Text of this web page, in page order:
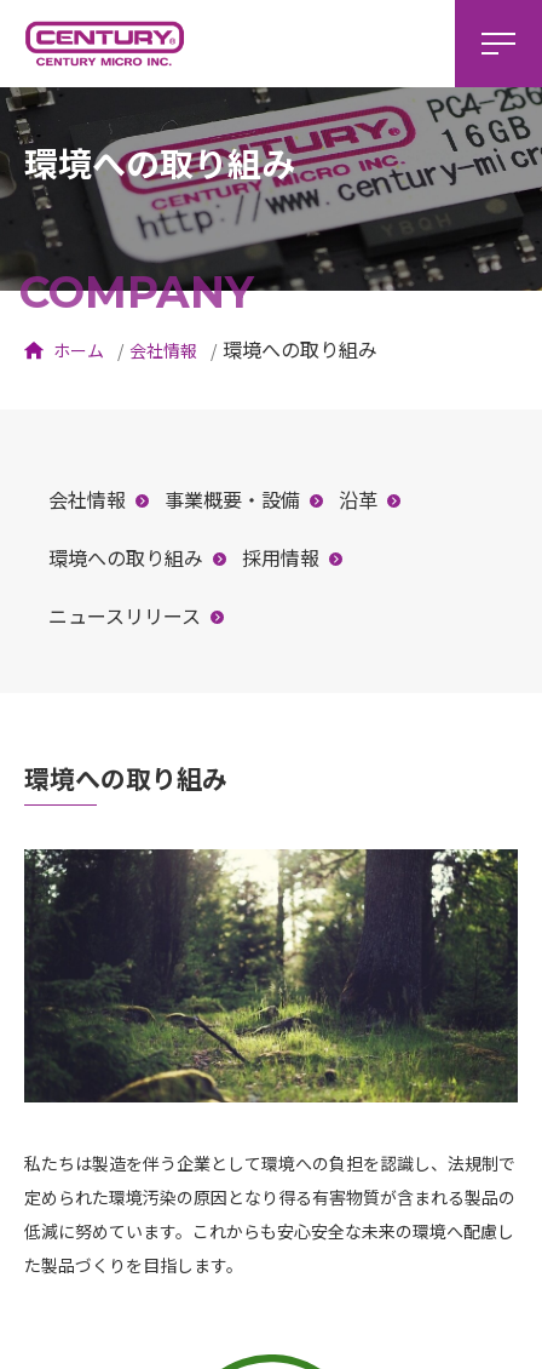
環境への取り組み
COMPANY
ホーム 会社情報 環境への取り組み
会社情報 事業概要・設備
沿革
環境への取り組み
採用情報
ニュースリリース
環境への取り組み
私たちは製造を伴う企業として環境への負担を認識し、法規制で
定められた環境汚染の原因となり得る有害物質が含まれる製品の
低減に努めています。これからも安心安全な未来の環境へ配慮し
た製品づくりを目指します。